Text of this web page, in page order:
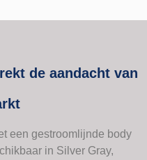
de aandacht van
een gestroomlijnde body
in Silver Gray,